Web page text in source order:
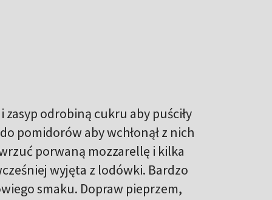
zasyp odrobiną cukru aby puściły
pomidorów aby wchłonął z nich
porwaną mozzarellę i kilka
wyjęta z lodówki. Bardzo
smaku. Dopraw pieprzem,